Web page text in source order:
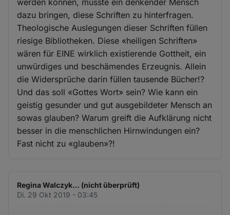
dazu bringen, diese Schriften zu hinterfragen.
Theologische Auslegungen dieser Schriften füllen
riesige Bibliotheken. Diese «heiligen Schriften»
wären für EINE wirklich existierende Gottheit, ein
unwürdiges und beschämendes Erzeugnis. Allein
die Widersprüche darin füllen tausende Bücher!?
Und das soll «Gottes Wort» sein? Wie kann ein
geistig gesunder und gut ausgebildeter Mensch an
sowas glauben? Warum greift die Aufklärung nicht
besser in die menschlichen Hirnwindungen ein?
Fast nicht zu «glauben»?!
Regina Walczyk… (nicht überprüft)
Di. 29 Okt 2019 - 03:45